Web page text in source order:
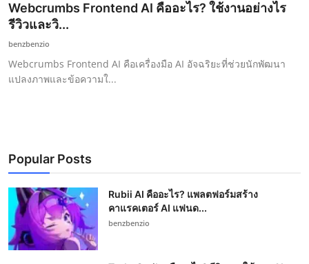
Webcrumbs Frontend AI คืออะไร? ใช้งานอย่างไร
รีวิวและวิ...
benzbenzio
Webcrumbs Frontend AI คือเครื่องมือ AI อัจฉริยะที่ช่วยนักพัฒนา
แปลงภาพและข้อความใ...
Popular Posts
Rubii AI คืออะไร? แพลตฟอร์มสร้าง
คาแรคเตอร์ AI แฟนด...
benzbenzio